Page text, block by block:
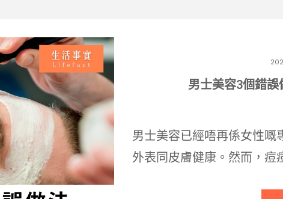
男士美容3個錯誤
男士美容已經唔再係女性嘅
外表同皮膚健康。然而，痘